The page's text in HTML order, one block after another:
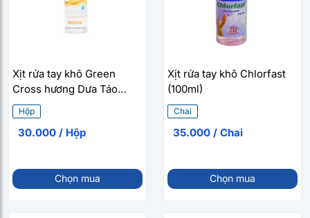
Xịt rửa tay khô Green
Cross hương Dưa Táo
(70ml)
Hộp
30.000 / Hộp
Chọn mua
Xịt rửa tay khô Chlorfast
(100ml)
Chai
35.000 / Chai
Chọn mua